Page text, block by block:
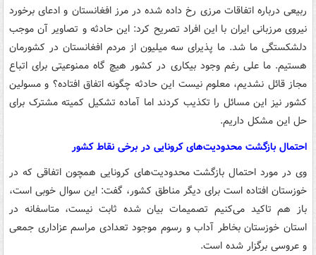
ربیعی درباره اتفاقات مرزی رخ داده شده در مرز افغانستان و ادعای برخورد
نیروی مرزبانی ایران با این افراد تصریح کرد: این حادثه و تصاویر آن موجب
دلشکستگی ما شد. ما پذیرای سه میلیون از مردم افغانستان در کشورمان
هستیم. ما علی رغم وجود بیکاری در کشور هیچ گاه ممنوعیتی برای اتباع
مجاز قائل نشدیم، معلوم نیست این حادثه چگونه اتفاق افتاده؟ و مسولین
کشور نیز این مسائل را تکذیب کردند اما آماده تشکیل کمیته مشترک برای
حل این مشکل داریم.
احتمال بازگشت محدودیت‌های کرونایی در برخی نقاط کشور
وی در مورد احتمال بازگشت محدودیت‌های کرونایی همچون اتفاقی که در
خوزستان افتاده است برای دیگر مناطق کشور، گفت: این سوال خوبی است،
باز هم تاکید می‌کنیم تصمیمات بیان شده ثابت نیست، متاسفانه در
استان خوزستان بخاطر آداب و رسوم موجود تعدادی مراسم عزاداری جمعی
و عروسی برگزار شده است.